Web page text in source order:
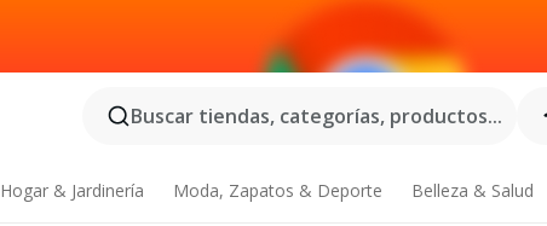
Buscar tiendas, categorías, productos...
Hogar & Jardinería Moda, Zapatos & Deporte Belleza & Salud